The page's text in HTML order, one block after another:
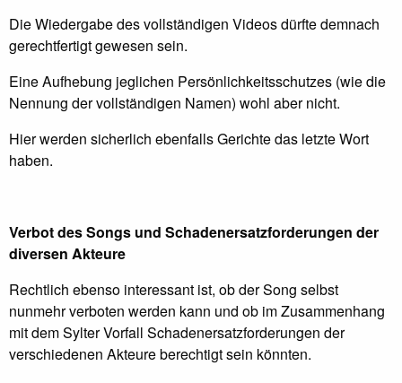
Die Wiedergabe des vollständigen Videos dürfte demnach
gerechtfertigt gewesen sein.
Eine Aufhebung jeglichen Persönlichkeitsschutzes (wie die
Nennung der vollständigen Namen) wohl aber nicht.
Hier werden sicherlich ebenfalls Gerichte das letzte Wort
haben.
Verbot des Songs und Schadenersatzforderungen der
diversen Akteure
Rechtlich ebenso interessant ist, ob der Song selbst
nunmehr verboten werden kann und ob im Zusammenhang
mit dem Sylter Vorfall Schadenersatzforderungen der
verschiedenen Akteure berechtigt sein könnten.